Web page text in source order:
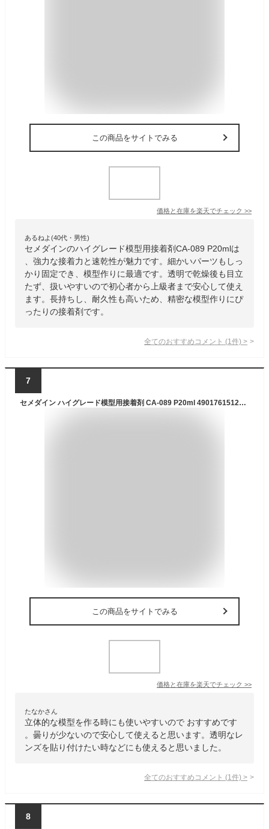
この商品をサイトでみる
価格と在庫を楽天でチェック >>
あるねよ(40代・男性)
セメダインのハイグレード模型用接着剤CA-089 P20mlは
、強力な接着力と速乾性が魅力です。細かいパーツもしっ
かり固定でき、模型作りに最適です。透明で乾燥後も目立
たず、扱いやすいので初心者から上級者まで安心して使え
ます。長持ちし、耐久性も高いため、精密な模型作りにぴ
ったりの接着剤です。
全てのおすすめコメント (1 件) >
7
セメダイン ハイグレード模型用接着剤 CA-089 P20ml 4901761512602 (803852)
この商品をサイトでみる
価格と在庫を楽天でチェック >>
たなかさん
立体的な模型を作る時にも使いやすいので おすすめです
。曇りが少ないので安心して使えると思います。透明なレ
ンズを貼り付けたい時などにも使えると思いました。
全てのおすすめコメント (1 件) >
8